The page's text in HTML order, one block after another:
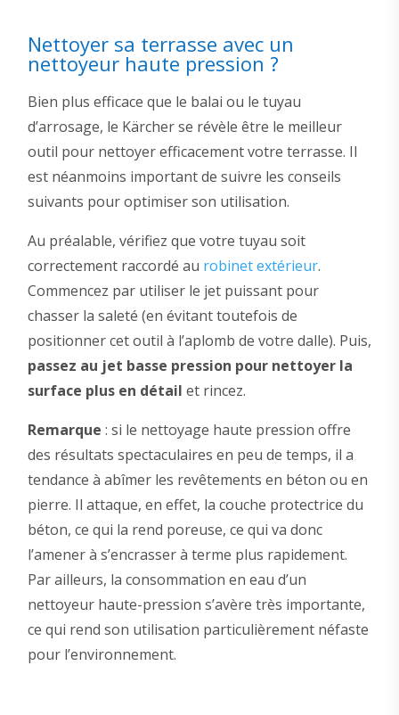
Nettoyer sa terrasse avec un
nettoyeur haute pression ?
Bien plus efficace que le balai ou le tuyau
d’arrosage, le Kärcher se révèle être le meilleur
outil pour nettoyer efficacement votre terrasse. Il
est néanmoins important de suivre les conseils
suivants pour optimiser son utilisation.
Au préalable, vérifiez que votre tuyau soit
correctement raccordé au robinet extérieur.
Commencez par utiliser le jet puissant pour
chasser la saleté (en évitant toutefois de
positionner cet outil à l’aplomb de votre dalle). Puis,
passez au jet basse pression pour nettoyer la
surface plus en détail et rincez.
Remarque : si le nettoyage haute pression offre
des résultats spectaculaires en peu de temps, il a
tendance à abîmer les revêtements en béton ou en
pierre. Il attaque, en effet, la couche protectrice du
béton, ce qui la rend poreuse, ce qui va donc
l’amener à s’encrasser à terme plus rapidement.
Par ailleurs, la consommation en eau d’un
nettoyeur haute-pression s’avère très importante,
ce qui rend son utilisation particulièrement néfaste
pour l’environnement.